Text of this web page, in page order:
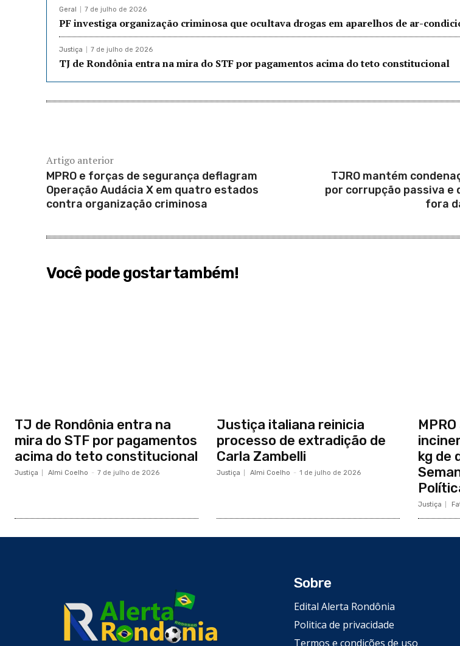
Geral 7 de julho de 2026
PF investiga organização criminosa que ocultava drogas em aparelhos de ar-
Justiça 7 de julho de 2026
TJ de Rondônia entra na mira do STF por pagamentos acima do teto constitucional
Artigo anterior
MPRO e forças de segurança deflagram
Operação Audácia X em quatro estados
contra organização criminosa
TJRO mantém
por corrupção passiva e
fora
Você pode gostar também!
TJ de Rondônia entra na
mira do STF por pagamentos
acima do teto constitucional
Justiça Almi Coelho - 7 de julho de 2026
Justiça italiana reinicia
processo de extradição de
Carla Zambelli
Justiça Almi Coelho - 1 de julho de 2026
kg de
Justiça
Sobre
Edital Alerta Rondônia
Politica de privacidade
Termos e condições de uso